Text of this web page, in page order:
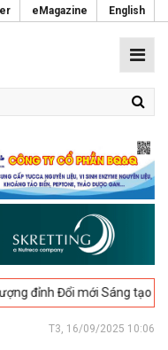
eMagazine English
mới Sáng tạo trong Ngành
T3, 16/09/2025 10:06